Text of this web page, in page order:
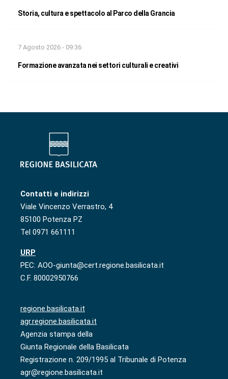
Storia, cultura e spettacolo al Parco della Grancia
7 Agosto 2026 - 09:36
Formazione avanzata nei settori culturali e creativi
Contatti e indirizzi
Viale Vincenzo Verrastro, 4
85100 Potenza PZ
Tel 0971 661111
URP
PEC: AOO-giunta@cert.regione.basilicata.it
C.F. 80002950766
regione.basilicata.it
agr.regione.basilicata.it
Agenzia stampa della
Giunta Regionale della Basilicata
Registrazione n. 209/1995 al Tribunale di Potenza
agr@regione.basilicata.it